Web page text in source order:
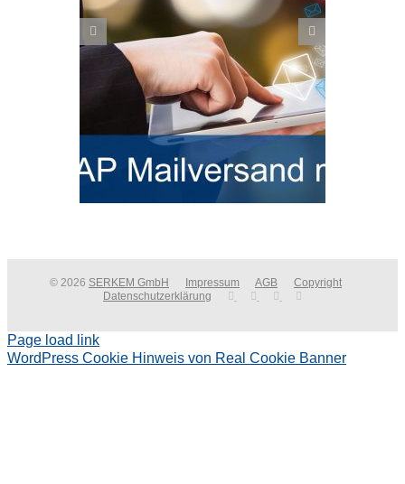
SAP EWM Migrationstool:
Lagerplätze und Bestände von
SAP WM auf SAP EWM
migrieren
© 2026 SERKEM GmbH Impressum AGB
Copyright
Datenschutzerklärung
Page load link
WordPress Cookie Hinweis von Real Cookie Banner